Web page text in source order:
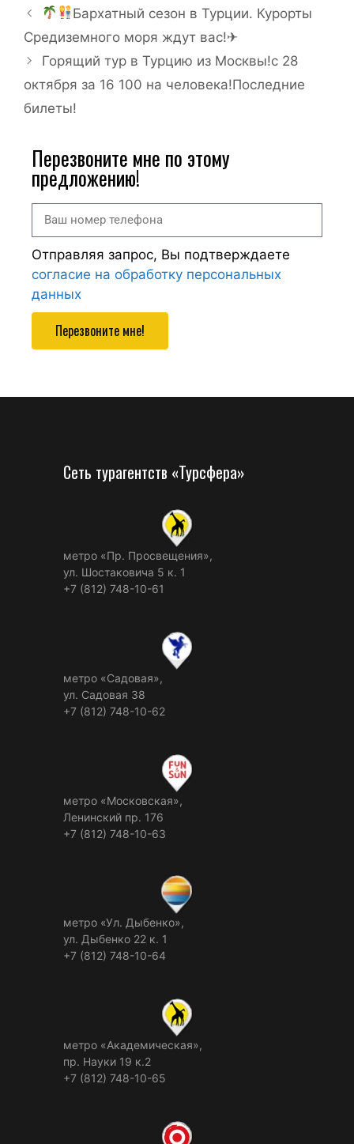
Бархатный сезон в Турции. Курорты
Средиземного моря ждут вас!✈
Горящий тур в Турцию из Москвы!с 28
октября за 16 100 на человека!Последние
билеты!
Перезвоните мне по этому
предложению!
Отправляя запрос, Вы подтверждаете
согласие на обработку персональных
данных
Перезвоните мне!
Сеть турагентств «Турсфера»
метро «Пр. Просвещения»,
ул. Шостаковича 5 к. 1
+7 (812) 748-10-61
метро «Садовая»,
ул. Садовая 38
+7 (812) 748-10-62
метро «Московская»,
Ленинский пр. 176
+7 (812) 748-10-63
метро «Ул. Дыбенко»,
ул. Дыбенко 22 к. 1
+7 (812) 748-10-64
метро «Академическая»,
пр. Науки 19 к.2
+7 (812) 748-10-65